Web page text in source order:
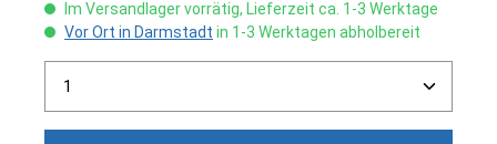
Im Versandlager vorrätig, Lieferzeit ca. 1-3 Werktage
Vor Ort in Darmstadt in 1-3 Werktagen abholbereit
Produkt Anzahl: Gib den gewünschten Wert ein